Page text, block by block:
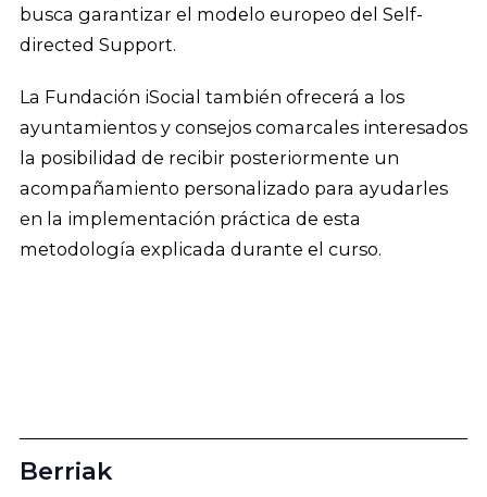
busca garantizar el modelo europeo del Self-
directed Support.
La Fundación iSocial también ofrecerá a los
ayuntamientos y consejos comarcales interesados
la posibilidad de recibir posteriormente un
acompañamiento personalizado para ayudarles
en la implementación práctica de esta
metodología explicada durante el curso.